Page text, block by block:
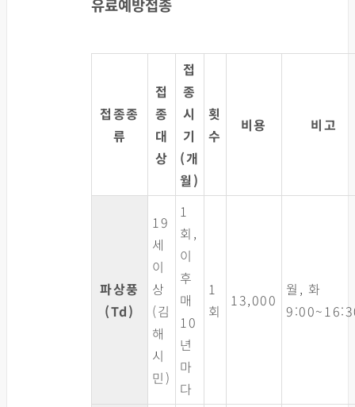
유료예방접종
접종종
류
접
종
대
상
접
종
시
기
(개
월)
횟
수
비용 비고
파상풍
(Td)
19
세
이
상
(김
해
시
민)
1
회,
이
후
매
10
년
마
다
1
회
13,000
월, 화